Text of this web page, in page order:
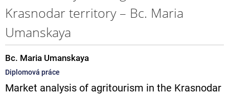
Krasnodar territory – Bc. Maria
Umanskaya
Bc. Maria Umanskaya
Diplomová práce
Market analysis of agritourism in the Krasnodar